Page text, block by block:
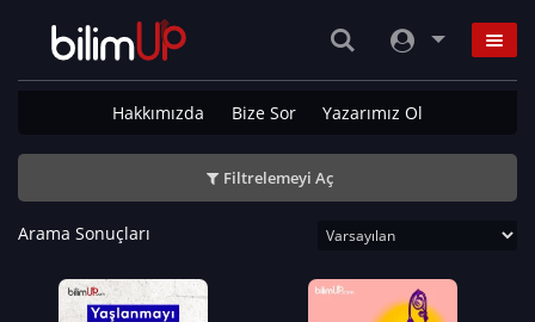
Hakkımızda Bize Sor Yazarımız Ol
Filtrelemeyi Aç
Arama Sonuçları